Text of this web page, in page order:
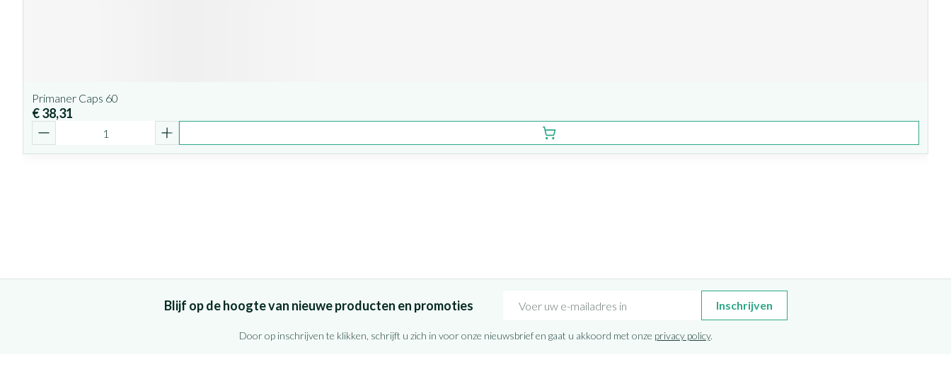
Primaner Caps 60
€ 38,31
Blijf op de hoogte van nieuwe producten en promoties Inschrijven
Door op inschrijven te klikken, schrijft u zich in voor onze nieuwsbrief en gaat u akkoord met onze privacy policy.